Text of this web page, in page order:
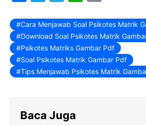
c
e
b
o
i
t
t
e
l
e
g
r
a
t
s
A
p
y
L
i
Cara Menjawab Soal Psikotes Matrik
Download Soal Psikotes Matrik
Psikotes Matriks Gambar Pdf
Soal Psikotes Matrik Gambar Pdf
Tips Menjawab Psikotes Matrik
Baca Juga